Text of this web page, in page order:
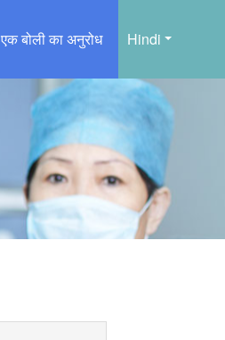
Hindi
एक बोली का अनुरोध